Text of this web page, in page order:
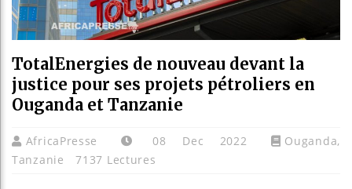
TotalEnergies de nouveau devant la
justice pour ses projets pétroliers en
Ouganda et Tanzanie
AfricaPresse 08 Dec 2022 Ouganda,
Tanzanie
7137 Lectures